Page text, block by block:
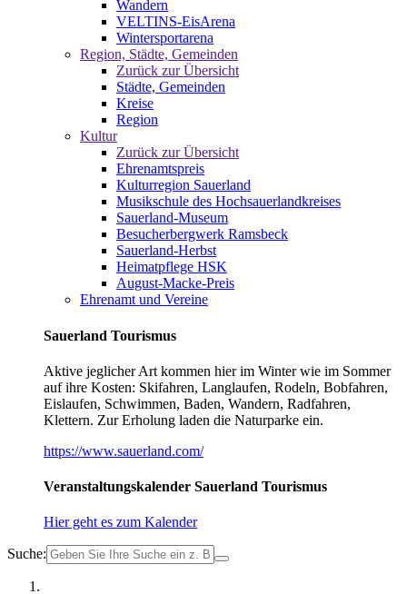
Wandern
VELTINS-EisArena
Wintersportarena
Region, Städte, Gemeinden
Zurück zur Übersicht
Städte, Gemeinden
Kreise
Region
Kultur
Zurück zur Übersicht
Ehrenamtspreis
Kulturregion Sauerland
Musikschule des Hochsauerlandkreises
Sauerland-Museum
Besucherbergwerk Ramsbeck
Sauerland-Herbst
Heimatpflege HSK
August-Macke-Preis
Ehrenamt und Vereine
Sauerland Tourismus
Aktive jeglicher Art kommen hier im Winter wie im Sommer
auf ihre Kosten: Skifahren, Langlaufen, Rodeln, Bobfahren,
Eislaufen, Schwimmen, Baden, Wandern, Radfahren,
Klettern. Zur Erholung laden die Naturparke ein.
https://www.sauerland.com/
Veranstaltungskalender Sauerland Tourismus
Hier geht es zum Kalender
Suche: